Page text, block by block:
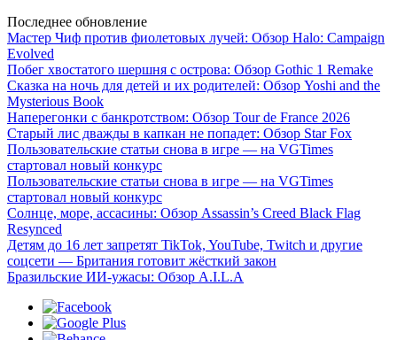
Последнее обновление
Мастер Чиф против фиолетовых лучей: Обзор Halo: Campaign
Evolved
Побег хвостатого шершня с острова: Обзор Gothic 1 Remake
Сказка на ночь для детей и их родителей: Обзор Yoshi and the
Mysterious Book
Наперегонки с банкротством: Обзор Tour de France 2026
Старый лис дважды в капкан не попадет: Обзор Star Fox
Пользовательские статьи снова в игре — на VGTimes
стартовал новый конкурс
Пользовательские статьи снова в игре — на VGTimes
стартовал новый конкурс
Солнце, море, ассасины: Обзор Assassin’s Creed Black Flag
Resynced
Детям до 16 лет запретят TikTok, YouTube, Twitch и другие
соцсети — Британия готовит жёсткий закон
Бразильские ИИ-ужасы: Обзор A.I.L.A